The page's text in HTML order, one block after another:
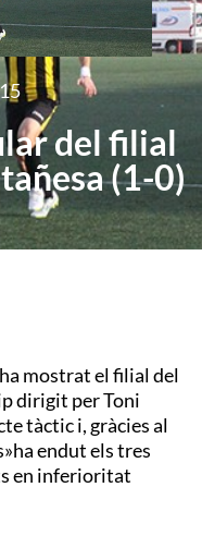
del filial
(1-0)
mostrat el filial del
dirigit per Toni
tàctic i, gràcies al
endut els tres
en inferioritat